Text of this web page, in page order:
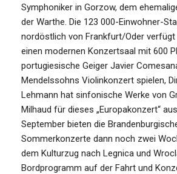
Symphoniker in Gorzow, dem
der Warthe. Die 123 000-Einwohner-
nordöstlich von Frankfurt/Oder
einen modernen Konzertsaal mit 600
portugiesische Geiger Javier
Mendelssohns Violinkonzert spielen,
Lehmann hat sinfonische Werke von
Milhaud für dieses „Europakonzert“
September bieten die
Sommerkonzerte dann noch zwei
dem Kulturzug nach Legnica und
Bordprogramm auf der Fahrt und